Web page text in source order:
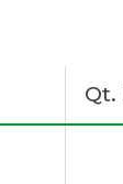
Qt.